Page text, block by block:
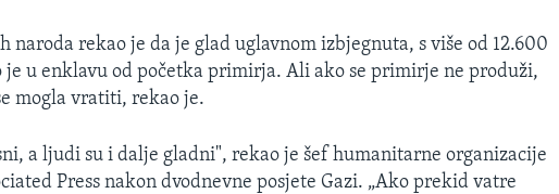
naroda rekao je da je glad uglavnom izbjegnuta, s više od 12.600
je u enklavu od početka primirja. Ali ako se primirje ne produži,
mogla vratiti, rekao je.
a ljudi su i dalje gladni", rekao je šef humanitarne organizacije
Press nakon dvodnevne posjete Gazi. „Ako prekid vatre